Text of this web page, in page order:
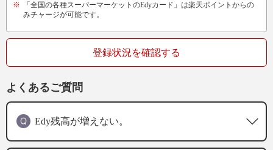
※
「全国の各種スーパーマーケットのEdyカード」は楽天ポイントからの
みチャージが可能です。
登録状況を確認する
よくあるご質問
Edy残高が増えない。